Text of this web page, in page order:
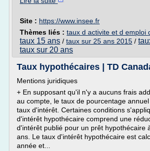
Site : https://www.insee.fr
Thèmes liés : taux d activite et d emploi
taux 15 ans / taux sur 25 ans 2015 /
taux sur 20 ans
Taux hypothécaires | TD
Mentions juridiques
+ En supposant qu'il n'y a aucuns frais
au compte, le taux de pourcentage
taux d'intérêt. Certaines conditions
d'intérêt hypothécaire comprend une
d'intérêt publié pour un prêt hypothécaire
ans. Le taux d'intérêt hypothécaire est
année et...